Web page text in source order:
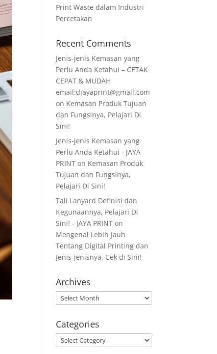
Print Waste dalam Industri
Percetakan
Recent Comments
Jenis-jenis Kemasan yang
Perlu Anda Ketahui – CETAK
CEPAT & MUDAH
email:djayaprint@gmail.com
on Kemasan Produk Tujuan
dan Fungsinya, Pelajari Di
Sini!
Jenis-jenis Kemasan yang
Perlu Anda Ketahui - JAYA
PRINT on Kemasan Produk
Tujuan dan Fungsinya,
Pelajari Di Sini!
Tali Lanyard Definisi dan
Kegunaannya, Pelajari Di
Sini! - JAYA PRINT on
Mengenal Lebih Jauh
Tentang Digital Printing dan
Jenis-jenisnya, Cek di Sini!
Archives
Archives
Categories
Categories